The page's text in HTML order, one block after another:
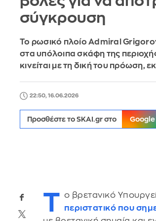
σύγκρουση
Το ρωσικό πλοίο Admiral
στα υπόλοιπα σκάφη της
κινείται με τη δική του πρόωση,
22:50, 16.06.2026
Προσθέστε το SKAI.gr στο Google
Τ ο βρετανικό
περιστατικό που